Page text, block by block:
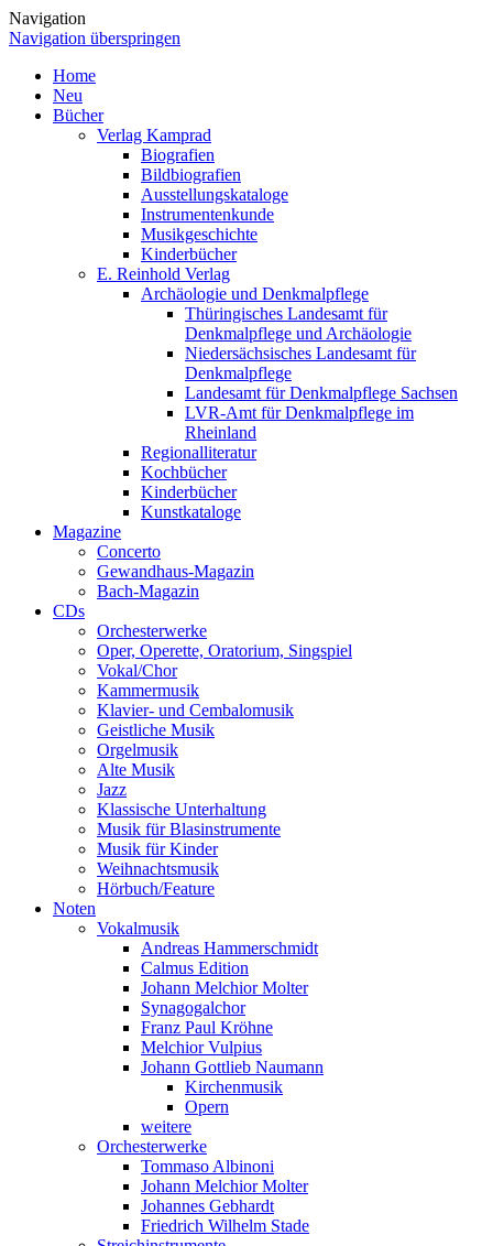
Navigation
Navigation überspringen
Home
Neu
Bücher
Verlag Kamprad
Biografien
Bildbiografien
Ausstellungskataloge
Instrumentenkunde
Musikgeschichte
Kinderbücher
E. Reinhold Verlag
Archäologie und Denkmalpflege
Thüringisches Landesamt für
Denkmalpflege und Archäologie
Niedersächsisches Landesamt für
Denkmalpflege
Landesamt für Denkmalpflege Sachsen
LVR-Amt für Denkmalpflege im
Rheinland
Regionalliteratur
Kochbücher
Kinderbücher
Kunstkataloge
Magazine
Concerto
Gewandhaus-Magazin
Bach-Magazin
CDs
Orchesterwerke
Oper, Operette, Oratorium, Singspiel
Vokal/Chor
Kammermusik
Klavier- und Cembalomusik
Geistliche Musik
Orgelmusik
Alte Musik
Jazz
Klassische Unterhaltung
Musik für Blasinstrumente
Musik für Kinder
Weihnachtsmusik
Hörbuch/Feature
Noten
Vokalmusik
Andreas Hammerschmidt
Calmus Edition
Johann Melchior Molter
Synagogalchor
Franz Paul Kröhne
Melchior Vulpius
Johann Gottlieb Naumann
Kirchenmusik
Opern
weitere
Orchesterwerke
Tommaso Albinoni
Johann Melchior Molter
Johannes Gebhardt
Friedrich Wilhelm Stade